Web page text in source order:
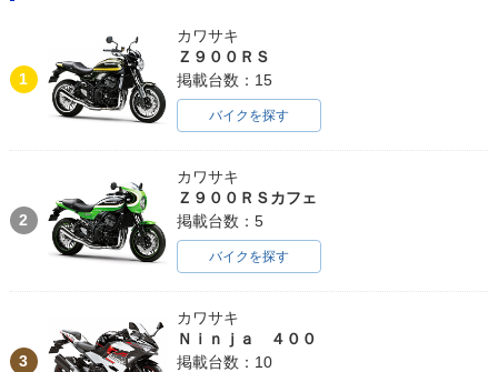
1
カワサキ
Ｚ９００ＲＳ
掲載台数：15
バイクを探す
2
カワサキ
Ｚ９００ＲＳカフェ
掲載台数：5
バイクを探す
3
カワサキ
Ｎｉｎｊａ ４００
掲載台数：10